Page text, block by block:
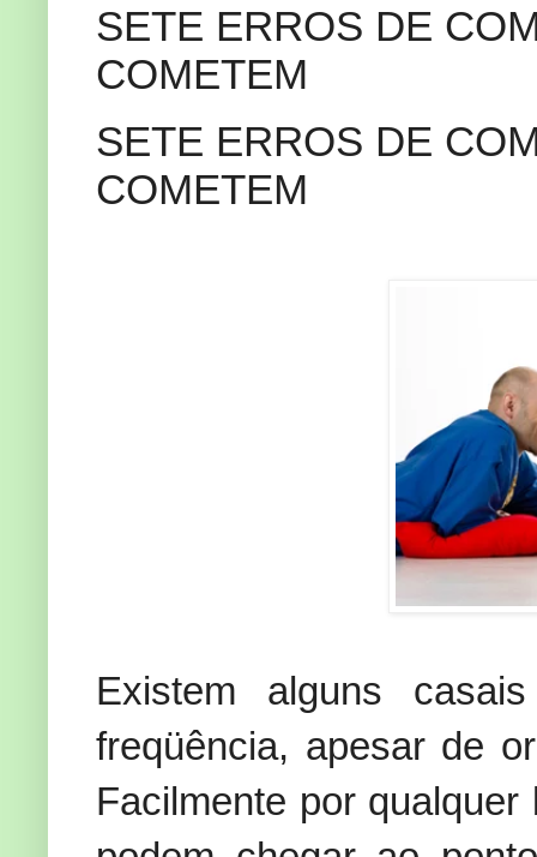
SETE ERROS DE
COMETEM
SETE ERROS DE
COMETEM
Existem alguns
freqüência, apesar de
Facilmente por